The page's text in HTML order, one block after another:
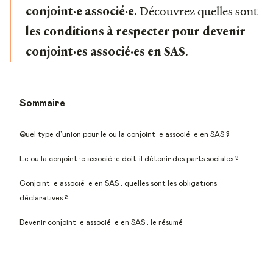
conjoint·e associé·e. Découvrez quelles sont
les conditions à respecter pour devenir
conjoint·es associé·es en SAS.
Sommaire
Quel type d’union pour le ou la conjoint ·e associé ·e en SAS ?
Le ou la conjoint ·e associé ·e doit-il détenir des parts sociales ?
Conjoint ·e associé ·e en SAS : quelles sont les obligations
déclaratives ?
Devenir conjoint ·e associé ·e en SAS : le résumé